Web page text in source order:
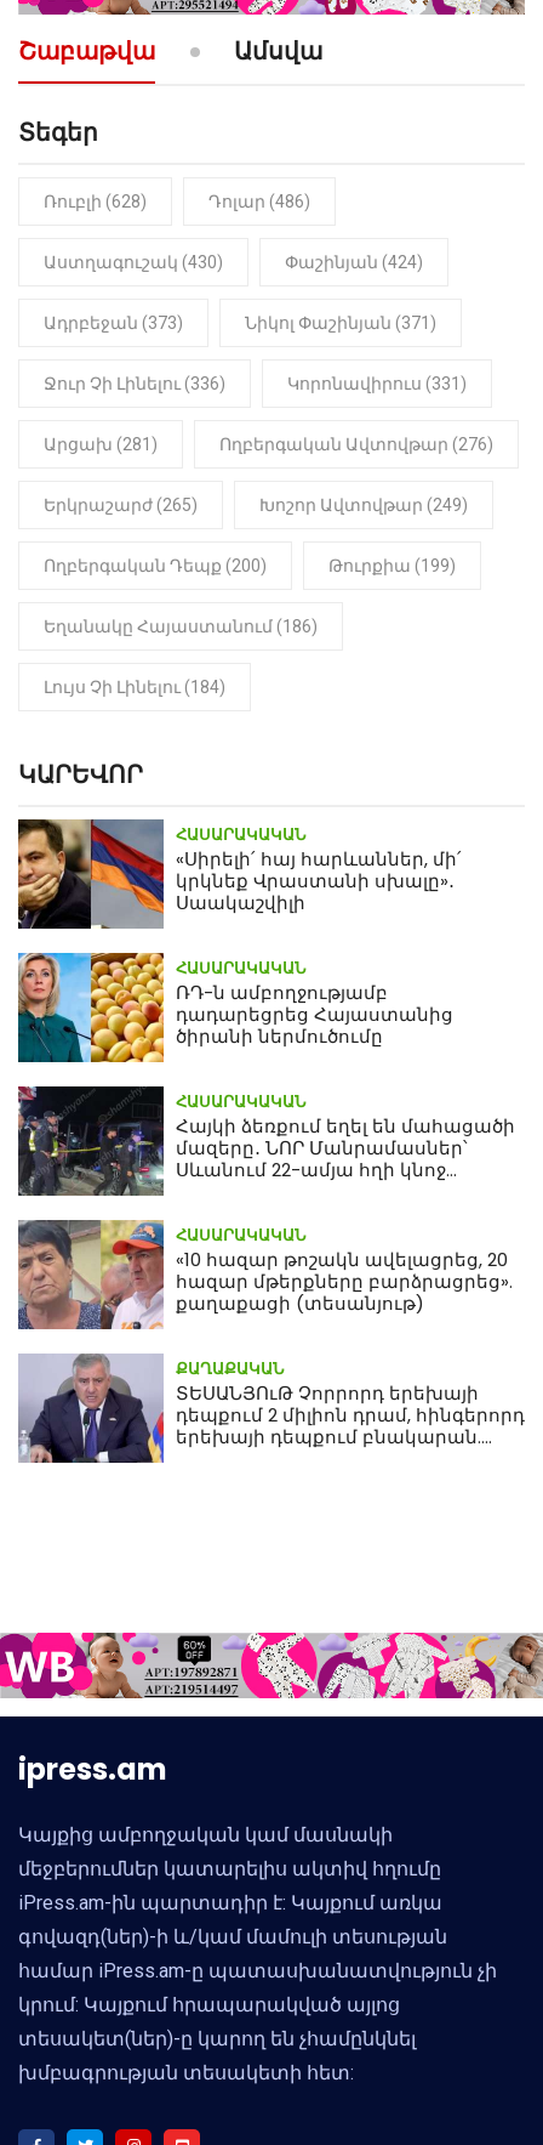
«Լեզվիդ տալու փոխարեն
արտաբերիր այս երկու
նախադասությունը»․ Իշխան
Նիկոլ Փաշինյան
ԻՐԱԴԱՐՁԱՅԻՆ 22:01
մանկապղծության համար
մարմինը
Շաբաթվա Ամսվա
Տեգեր
Ռուբլի (628) Դոլար (486)
Աստղագուշակ (430) Փաշինյան (424)
Ադրբեջան (373) Նիկոլ Փաշինյան (371)
Ջուր Չի Լինելու (336) Կորոնավիրուս (331)
Արցախ (281) Ողբերգական Ավտովթար (276)
Երկրաշարժ (265) Խոշոր Ավտովթար (249)
Ողբերգական Դեպք (200) Թուրքիա (199)
Եղանակը Հայաստանում (186)
Լույս Չի Լինելու (184)
ԿԱՐԵՎՈՐ
ՀԱՍԱՐԱԿԱԿԱՆ
«Սիրելի՛ հայ հարևաններ, մի՛
կրկնեք Վրաստանի սխալը»․
Սաակաշվիլի
ՀԱՍԱՐԱԿԱԿԱՆ
ՌԴ-ն ամբողջությամբ
դադարեցրեց Հայաստանից
ծիրանի ներմուծումը
ՀԱՍԱՐԱԿԱԿԱՆ
Հայկի ձեռքում եղել են մահացածի
մազերը․ ՆՈՐ Մանրամասներ՝
Սևանում 22-ամյա հղի կնոջ
ՀԱՍԱՐԱԿԱԿԱՆ
«10 հազար թոշակն ավելացրեց, 20
հազար մթերքները բարձրացրեց».
քաղաքացի (տեսանյութ)
ՔԱՂԱՔԱԿԱՆ
ՏԵՍԱՆՅՈւԹ Չորրորդ երեխայի
դեպքում 2 միլիոն դրամ, հինգերորդ
երեխայի դեպքում բնակարան.
ipress.am
Կայքից ամբողջական կամ մասնակի
մեջբերումներ կատարելիս ակտիվ հղումը
iPress.am-ին պարտադիր է: Կայքում առկա
գովազդ(ներ)-ի և/կամ մամուլի տեսության
համար iPress.am-ը պատասխանատվություն չի
կրում: Կայքում հրապարակված այլոց
տեսակետ(ներ)-ը կարող են չհամընկնել
խմբագրության տեսակետի հետ: